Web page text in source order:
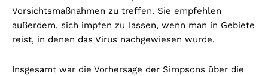
Vorsichtsmaßnahmen zu treffen. Sie empfehlen
außerdem, sich impfen zu lassen, wenn man in Gebiete
reist, in denen das Virus nachgewiesen wurde.
Insgesamt war die Vorhersage der Simpsons über die